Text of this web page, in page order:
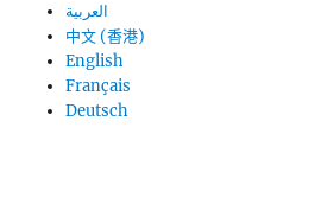
العربية
中文 (香港)
English
Français
Deutsch